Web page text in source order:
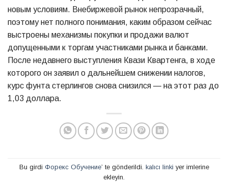
новым условиям. Внебиржевой рынок непрозрачный,
поэтому нет полного понимания, каким образом сейчас
выстроены механизмы покупки и продажи валют
допущенными к торгам участниками рынка и банками.
После недавнего выступления Квази Квартенга, в ходе
которого он заявил о дальнейшем снижении налогов,
курс фунта стерлингов снова снизился — на этот раз до
1,03 доллара.
Bu girdi Форекс Обучение’ te gönderildi. kalıcı linki yer imlerine
ekleyin.